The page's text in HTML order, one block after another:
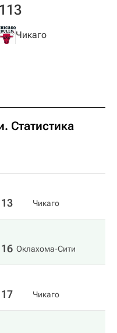
113
Чикаго
Статистика
Чикаго
Оклахома-Сити
Чикаго